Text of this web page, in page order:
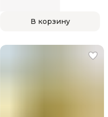
В корзину